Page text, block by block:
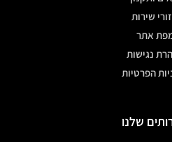
שירות
אתר
נגישות
הפרטיות
שלנו